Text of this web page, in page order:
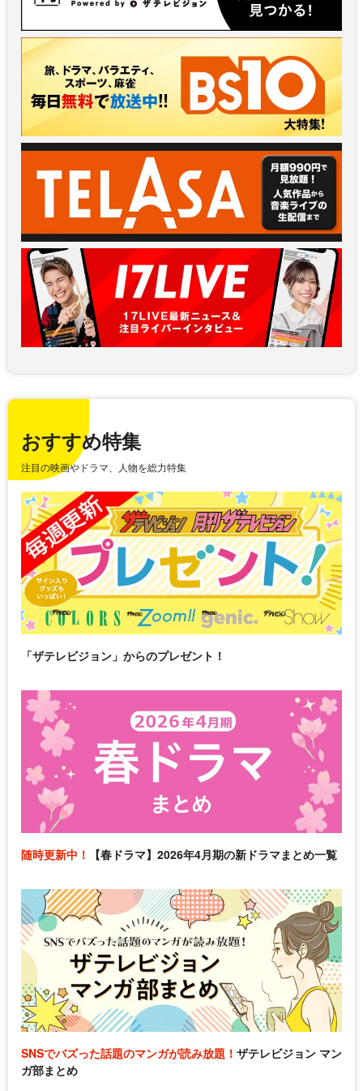
おすすめ特集
注目の映画やドラマ、人物を総力特集
「ザテレビジョン」からのプレゼント！
随時更新中！ 【春ドラマ】2026年4月期の新ドラマまとめ一覧
SNSでバズった話題のマンガが読み放題！ ザテレビジョン マン
ガ部まとめ